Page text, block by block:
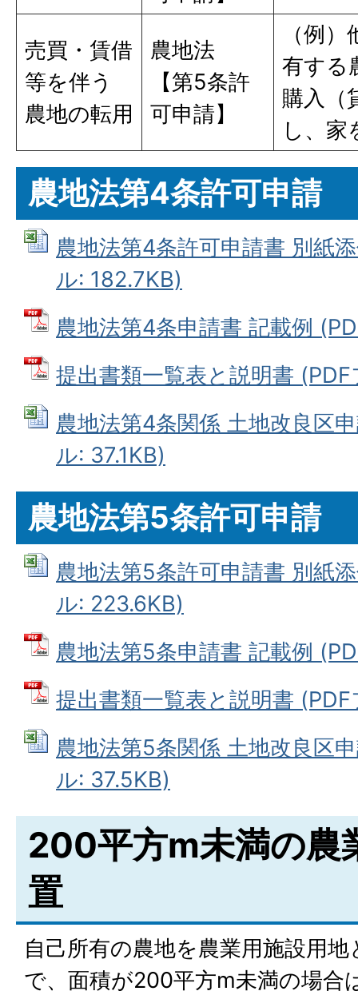
売買・賃借
等を伴う
農地の転用
農地法
【第5条許
可申請】
（例
有する
購入（
し、家
農地法第4条許可申請
農地法第4条許可申請書 別紙
ル: 182.7KB)
農地法第4条申請書 記載例
提出書類一覧表と説明書
農地法第4条関係 土地改良区
ル: 37.1KB)
農地法第5条許可申請
農地法第5条許可申請書 別紙
ル: 223.6KB)
農地法第5条申請書 記載例
提出書類一覧表と説明書
農地法第5条関係 土地改良区
ル: 37.5KB)
200平方m未満の農
置
自己所有の農地を農業用施設用
で、面積が200平方m未満の場合